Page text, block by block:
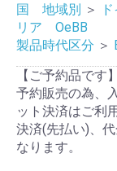
国 地域別 ＞
リア OeBB
製品時代区分 ＞
【ご予約品です】
予約販売の為、
ット決済はご利
決済(先払い)、
なります。